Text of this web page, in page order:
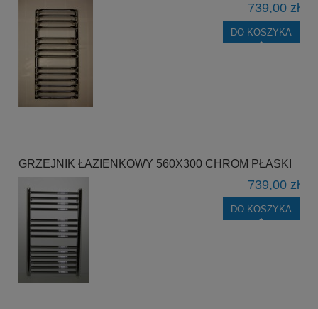
739,00 zł
DO KOSZYKA
GRZEJNIK ŁAZIENKOWY 560X300 CHROM PŁASKI
739,00 zł
DO KOSZYKA